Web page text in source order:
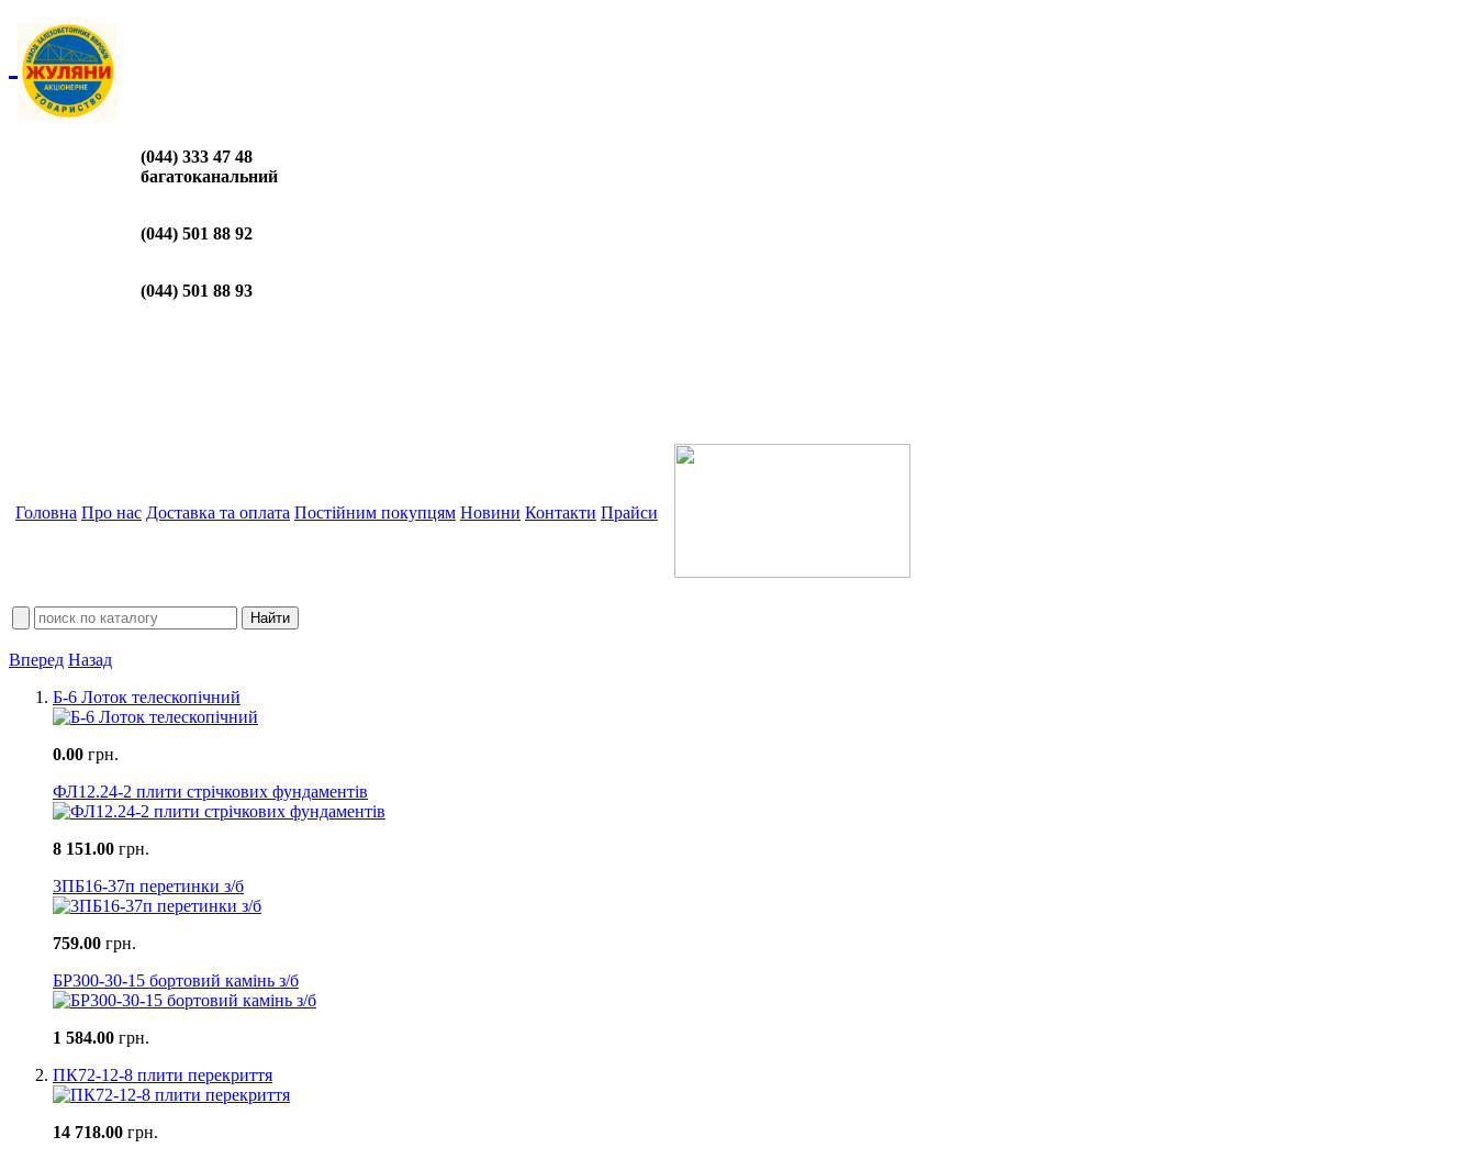
(044) 333 47 48
багатоканальний
(044) 501 88 92
(044) 501 88 93
Головна Про нас Доставка та оплата Постійним покупцям Новини Контакти Прайси
Вперед Назад
Б-6 Лоток телескопічний
0.00 грн.
ФЛ12.24-2 плити стрічкових фундаментів
8 151.00 грн.
3ПБ16-37п перетинки з/б
759.00 грн.
БР300-30-15 бортовий камінь з/б
1 584.00 грн.
ПК72-12-8 плити перекриття
14 718.00 грн.